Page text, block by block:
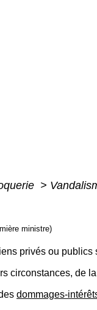
>
ministre)
privés ou publics
circonstances, de
dommages-